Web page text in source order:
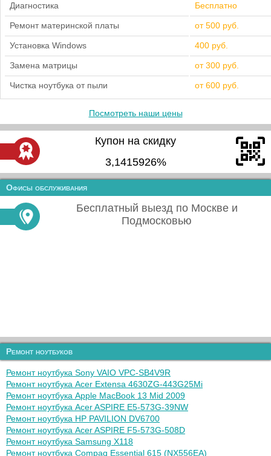
Диагностика Бесплатно
Ремонт материнской платы от 500 руб.
Установка Windows 400 руб.
Замена матрицы от 300 руб.
Чистка ноутбука от пыли от 600 руб.
Посмотреть наши цены
Купон на скидку
3,1415926%
Офисы обслуживания
Бесплатный выезд по Москве и
Подмосковью
Ремонт ноутбуков
Ремонт ноутбука Sony VAIO VPC-SB4V9R
Ремонт ноутбука Acer Extensa 4630ZG-443G25Mi
Ремонт ноутбука Apple MacBook 13 Mid 2009
Ремонт ноутбука Acer ASPIRE E5-573G-39NW
Ремонт ноутбука HP PAVILION DV6700
Ремонт ноутбука Acer ASPIRE F5-573G-508D
Ремонт ноутбука Samsung X118
Ремонт ноутбука Compaq Essential 615 (NX556EA)